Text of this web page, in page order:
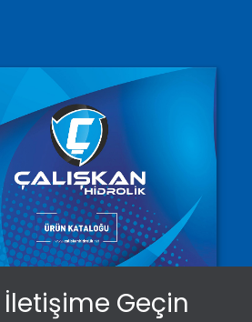
Geçin